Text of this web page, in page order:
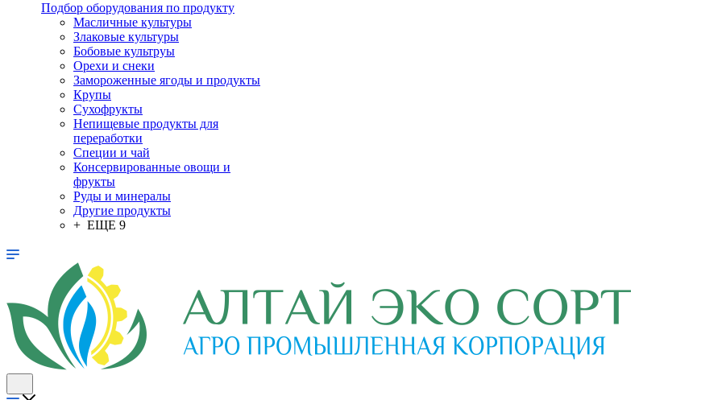
Подбор оборудования по продукту
Масличные культуры
Злаковые культуры
Бобовые культруы
Орехи и снеки
Замороженные ягоды и продукты
Крупы
Сухофрукты
Непищевые продукты для
переработки
Специи и чай
Консервированные овощи и
фрукты
Руды и минералы
Другие продукты
+ ЕЩЕ 9